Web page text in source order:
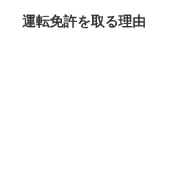
運転免許を取る理由